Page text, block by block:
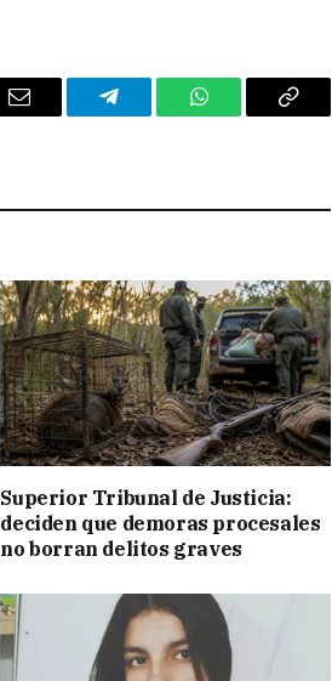
Email Telegram WhatsAppCopy
Superior Tribunal de Justicia:
deciden que demoras procesales
no borran delitos graves